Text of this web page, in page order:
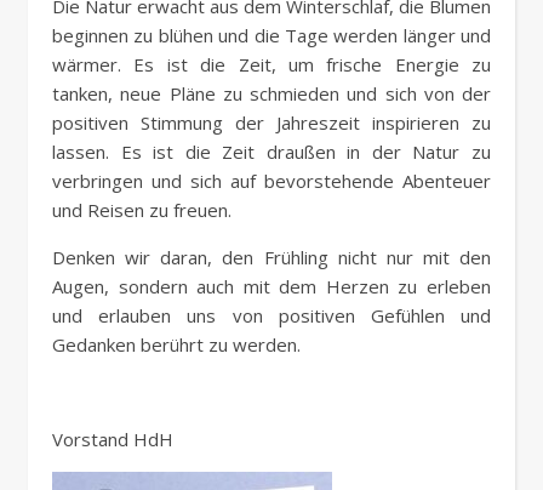
Die Natur erwacht aus dem Winterschlaf, die Blumen
beginnen zu blühen und die Tage werden länger und
wärmer. Es ist die Zeit, um frische Energie zu
tanken, neue Pläne zu schmieden und sich von der
positiven Stimmung der Jahreszeit inspirieren zu
lassen. Es ist die Zeit draußen in der Natur zu
verbringen und sich auf bevorstehende Abenteuer
und Reisen zu freuen.
Denken wir daran, den Frühling nicht nur mit den
Augen, sondern auch mit dem Herzen zu erleben
und erlauben uns von positiven Gefühlen und
Gedanken berührt zu werden.
Vorstand HdH